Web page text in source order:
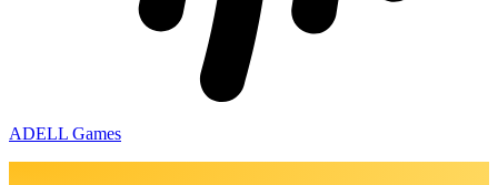
ADELL Games